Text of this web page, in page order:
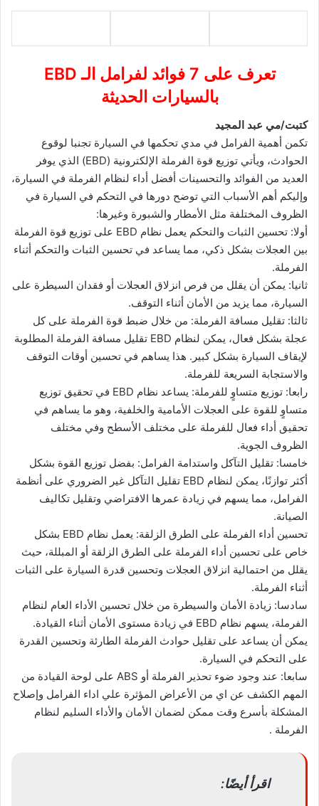
تعرف على 7 فوائد لفرامل الـ EBD
بالسيارات الحديثة
كتبت/مي عبد المجيد
تكمن أهمية الفرامل في مدي تحكمها في السيارة تجنبا لوقوع
الحوادث، ويأتي توزيع قوة الفرملة الإلكترونية (EBD) الذي يوفر
العديد من الفوائد والتحسينات أفضل أداء لنظام الفرملة في السيارة،
وإليكم أهم الأسباب التي توضح دورها في التحكم في السيارة في
الظروف المختلفة مثل الأمطار والشبورة وغيرها:
أولا: تحسين الثبات والتحكم يعمل نظام EBD على توزيع قوة الفرملة
بين العجلات بشكل ذكي، مما يساعد في تحسين الثبات والتحكم أثناء
الفرملة.
ثانيا: يمكن أن يقلل من فرص انزلاق العجلات أو فقدان السيطرة على
السيارة، مما يزيد من الأمان أثناء التوقف.
ثالثا: تقليل مسافة الفرملة: من خلال ضبط قوة الفرملة على كل
عجلة بشكل فعال، يمكن لنظام EBD تقليل مسافة الفرملة المطلوبة
لإيقاف السيارة بشكل كبير. هذا يساهم في تحسين أوقات التوقف
والاستجابة السريعة للفرملة.
رابعا: توزيع متساوٍ للفرملة: يساعد نظام EBD في تحقيق توزيع
متساوٍ للقوة على العجلات الأمامية والخلفية، وهو ما يساهم في
تحقيق أداء فعال للفرملة على مختلف الأسطح وفي مختلف
الظروف الجوية.
خامسا: تقليل التآكل واستدامة الفرامل: بفضل توزيع القوة بشكل
أكثر توازنًا، يمكن لنظام EBD تقليل التآكل غير الضروري على أنظمة
الفرامل، مما يسهم في زيادة عمرها الافتراضي وتقليل تكاليف
الصيانة.
تحسين أداء الفرملة على الطرق الزلقة: يعمل نظام EBD بشكل
خاص على تحسين أداء الفرملة على الطرق الزلقة أو المبللة، حيث
يقلل من احتمالية انزلاق العجلات وتحسين قدرة السيارة على الثبات
أثناء الفرملة.
سادسا: زيادة الأمان والسيطرة من خلال تحسين الأداء العام لنظام
الفرملة، يسهم نظام EBD في زيادة مستوى الأمان أثناء القيادة.
يمكن أن يساعد على تقليل حوادث الفرملة الطارئة وتحسين القدرة
على التحكم في السيارة.
سابعا: عند وجود ضوء تحذير الفرملة أو ABS على لوحة القيادة من
المهم الكشف عن اي من الأعراض المؤثرة علي اداء الفرامل وإصلاح
المشكلة بأسرع وقت ممكن لضمان الأمان والأداء السليم لنظام
الفرملة .
اقرأ أيضًا: